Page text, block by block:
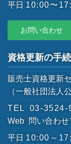
平日 10:00〜
お問い合わせ
資格更新の手
販売士資格更新
（一般社団法人
TEL
03-3524-
Web
問い合わせ
平日 10:00～